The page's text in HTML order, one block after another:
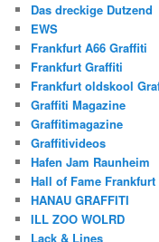
Das dreckige Dutzend
EWS
Frankfurt A66 Graffiti
Frankfurt Graffiti
Frankfurt oldskool
Graffiti Magazine
Graffitimagazine
Graffitivideos
Hafen Jam Raunheim
Hall of Fame
HANAU GRAFFITI
ILL ZOO WOLRD
Lack & Lines